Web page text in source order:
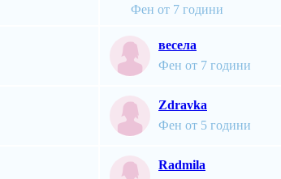
Фен от 7 години
весела
Фен от 7 години
Zdravka
Фен от 5 години
Radmila